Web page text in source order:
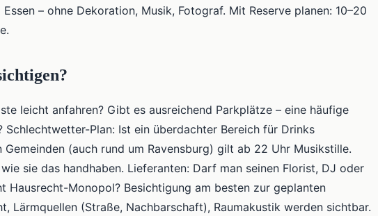
– ohne Dekoration, Musik, Fotograf. Mit Reserve planen: 10–20
leicht anfahren? Gibt es ausreichend Parkplätze – eine häufige
Schlechtwetter-Plan: Ist ein überdachter Bereich für Drinks
(auch rund um Ravensburg) gilt ab 22 Uhr Musikstille.
sie das handhaben. Lieferanten: Darf man seinen Florist, DJ oder
Hausrecht-Monopol? Besichtigung am besten zur geplanten
Lärmquellen (Straße, Nachbarschaft), Raumakustik werden sichtbar.